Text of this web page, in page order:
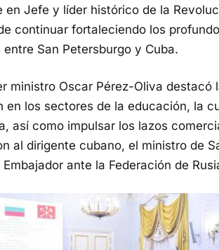
en Jefe y líder histórico de la
continuar fortaleciendo los
San Petersburgo y Cuba.
ministro Oscar Pérez-Oliva destacó
en los sectores de la educación, la
así como impulsar los lazos
al dirigente cubano, el ministro de
ante la Federación de